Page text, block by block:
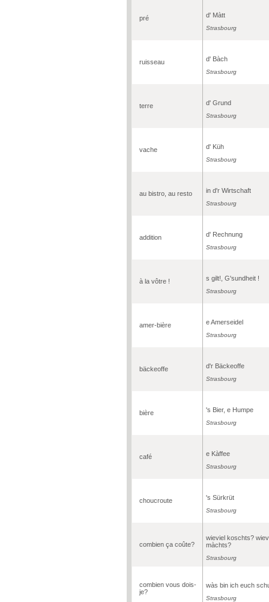
pré d' Màtt
Strasbourg
ruisseau d' Bàch
Strasbourg
terre d' Grund
Strasbourg
vache d' Küh
Strasbourg
au bistro, au resto in d'r Wirtschaft
Strasbourg
addition d' Rechnung
Strasbourg
à la vôtre ! s gilt!, G'sundheit !
Strasbourg
amer-bière e Amerseidel
Strasbourg
bäckeoffe d'r Bäckeoffe
Strasbourg
bière 's Bier, e Humpe
Strasbourg
café e Kàffee
Strasbourg
choucroute 's Sürkrüt
Strasbourg
combien ça coûte?
wieviel koschts?
màchts?
Strasbourg
combien vous dois-
je?
wàs bin ich euch
Strasbourg